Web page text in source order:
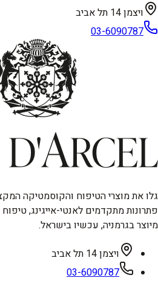
ויצמן 14 תל אביב
03-6090787
פתרונות מתקדמים לאנטי-אייגינג, טיפוח
מיוצר בגרמניה, עכשיו בישראל.
ויצמן 14 תל אביב
03-6090787